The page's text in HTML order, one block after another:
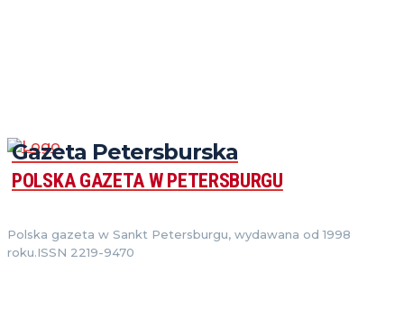
Gazeta Petersburska
POLSKA GAZETA W PETERSBURGU
Polska gazeta w Sankt Petersburgu, wydawana od 1998
roku.ISSN 2219-9470